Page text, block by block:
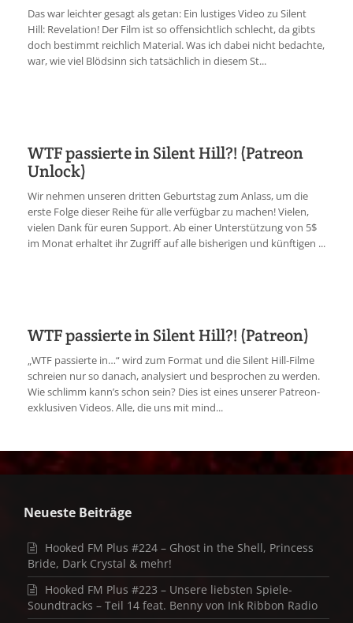
Das war leichter gesagt als getan: Ein lustiges Video zu Silent
Hill: Revelation! Der Film ist so offensichtlich schlecht, da gibts
doch bestimmt reichlich Material. Was ich dabei nicht bedachte,
war, wie viel Blödsinn sich tatsächlich in diesem St...
WTF passierte in Silent Hill?! (Patreon
Unlock)
Wir nehmen unseren dritten Geburtstag zum Anlass, um die
erste Folge dieser Reihe für alle verfügbar zu machen! Vielen,
vielen Dank für euren Support. Ab einer Unterstützung von 5$
im Monat erhaltet ihr Zugriff auf alle bisherigen und künftigen ...
WTF passierte in Silent Hill?! (Patreon)
„WTF passierte in…“ wird zum Format und die Silent Hill-Filme
schreien nur so danach, analysiert und besprochen zu werden.
Wie schlimm kann’s schon sein? Dies ist eines unserer Patreon-
exklusiven Videos. Alle, die uns mit mind...
Neueste Beiträge
Hooked FM Plus #224 – Ghost in the Shell, Princess
Bride, Dark Crystal & mehr!
Hooked FM Plus #223 – Unsere liebsten Spiele-
Soundtracks – Teil 14 feat. Benny von Ink Ribbon Radio